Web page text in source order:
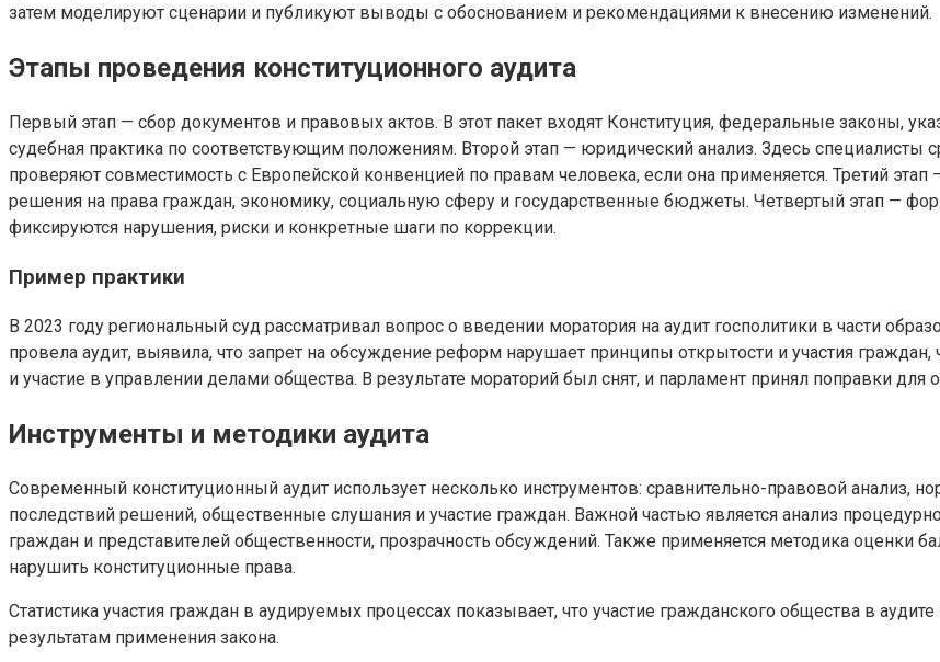
затем моделируют сценарии и публикуют выводы с обоснованием и рекомендациями к внесению изменений.
Этапы проведения конституционного аудита
Первый этап — сбор документов и правовых актов. В этот пакет входят Конституция, федеральные законы,
судебная практика по соответствующим положениям. Второй этап — юридический анализ. Здесь
проверяют совместимость с Европейской конвенцией по правам человека, если она применяется. Третий
решения на права граждан, экономику, социальную сферу и государственные бюджеты. Четвертый этап —
фиксируются нарушения, риски и конкретные шаги по коррекции.
Пример практики
В 2023 году региональный суд рассматривал вопрос о введении моратория на аудит госполитики в части
провела аудит, выявила, что запрет на обсуждение реформ нарушает принципы открытости и участия
и участие в управлении делами общества. В результате мораторий был снят, и парламент принял поправки
Инструменты и методики аудита
Современный конституционный аудит использует несколько инструментов: сравнительно-правовой анализ,
последствий решений, общественные слушания и участие граждан. Важной частью является анализ
граждан и представителей общественности, прозрачность обсуждений. Также применяется методика оценки
нарушить конституционные права.
Статистика участия граждан в аудируемых процессах показывает, что участие гражданского общества в
результатам применения закона.